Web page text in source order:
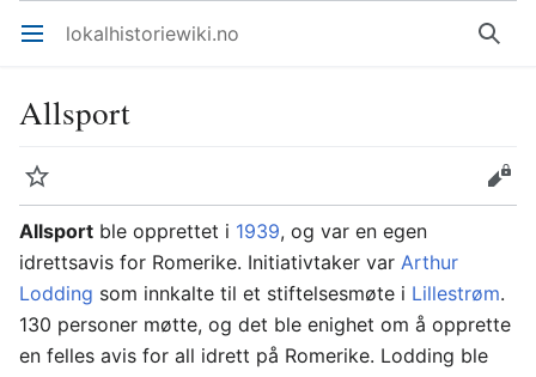
Åpne hovedmenyen lokalhistoriewiki.no Søk
Allsport
Overvåk
Rediger
Allsport ble opprettet i 1939, og var en egen
idrettsavis for Romerike. Initiativtaker var Arthur
Lodding som innkalte til et stiftelsesmøte i Lillestrøm.
130 personer møtte, og det ble enighet om å opprette
en felles avis for all idrett på Romerike. Lodding ble